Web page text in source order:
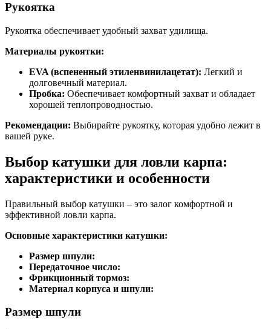
Рукоятка
Рукоятка обеспечивает удобный захват удилища.
Материалы рукоятки:
EVA (вспененный этиленвинилацетат): Легкий и
долговечный материал.
Пробка: Обеспечивает комфортный захват и обладает
хорошей теплопроводностью.
Рекомендации: Выбирайте рукоятку, которая удобно лежит в
вашей руке.
Выбор катушки для ловли карпа:
характеристики и особенности
Правильный выбор катушки – это залог комфортной и
эффективной ловли карпа.
Основные характеристики катушки:
Размер шпули:
Передаточное число:
Фрикционный тормоз:
Материал корпуса и шпули:
Размер шпули